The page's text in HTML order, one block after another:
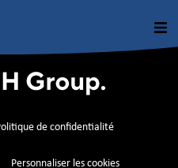
de confidentialité
Personnaliser les cookies